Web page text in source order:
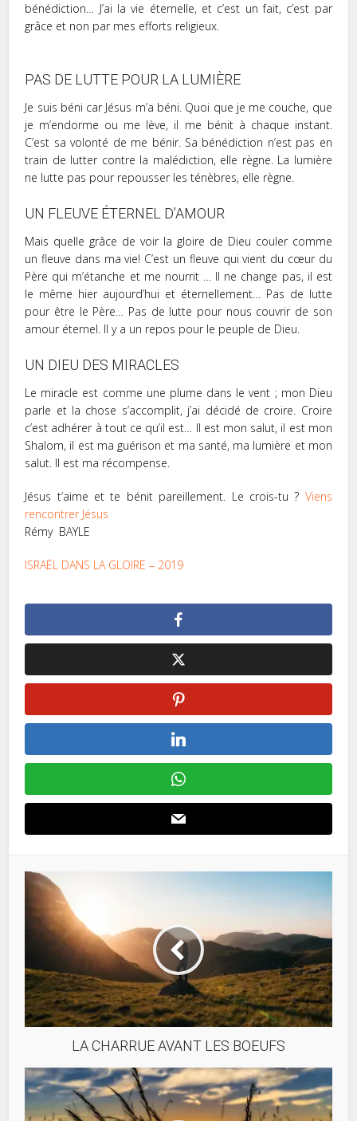
bénédiction… J’ai la vie éternelle, et c’est un fait, c’est par
grâce et non par mes efforts religieux.
PAS DE LUTTE POUR LA LUMIÈRE
Je suis béni car Jésus m’a béni. Quoi que je me couche, que
je m’endorme ou me lève, il me bénit à chaque instant.
C’est sa volonté de me bénir. Sa bénédiction n’est pas en
train de lutter contre la malédiction, elle règne. La lumière
ne lutte pas pour repousser les ténèbres, elle règne.
UN FLEUVE ÉTERNEL D’AMOUR
Mais quelle grâce de voir la gloire de Dieu couler comme
un fleuve dans ma vie! C’est un fleuve qui vient du cœur du
Père qui m’étanche et me nourrit … Il ne change pas, il est
le même hier aujourd’hui et éternellement… Pas de lutte
pour être le Père… Pas de lutte pour nous couvrir de son
amour éternel. Il y a un repos pour le peuple de Dieu.
UN DIEU DES MIRACLES
Le miracle est comme une plume dans le vent ; mon Dieu
parle et la chose s’accomplit, j’ai décidé de croire. Croire
c’est adhérer à tout ce qu’il est… Il est mon salut, il est mon
Shalom, il est ma guérison et ma santé, ma lumière et mon
salut. Il est ma récompense.
Jésus t’aime et te bénit pareillement. Le crois-tu ? Viens
rencontrer Jésus
Rémy BAYLE
ISRAËL DANS LA GLOIRE – 2019
LA CHARRUE AVANT LES BOEUFS